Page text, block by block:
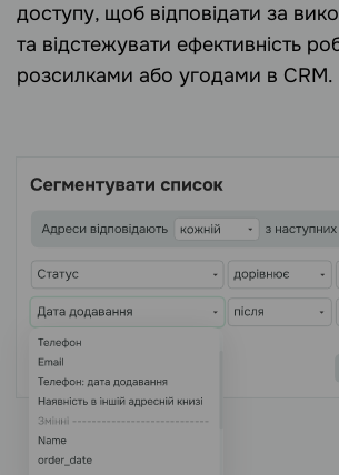
доступу, щоб відповідати за
та відстежувати ефективність
розсилками або угодами в CRM.